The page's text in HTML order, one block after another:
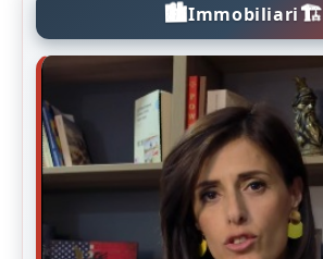
🏙️Immobiliari🏗️